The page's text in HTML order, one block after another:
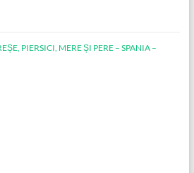
PIERSICI, MERE ȘI PERE – SPANIA –